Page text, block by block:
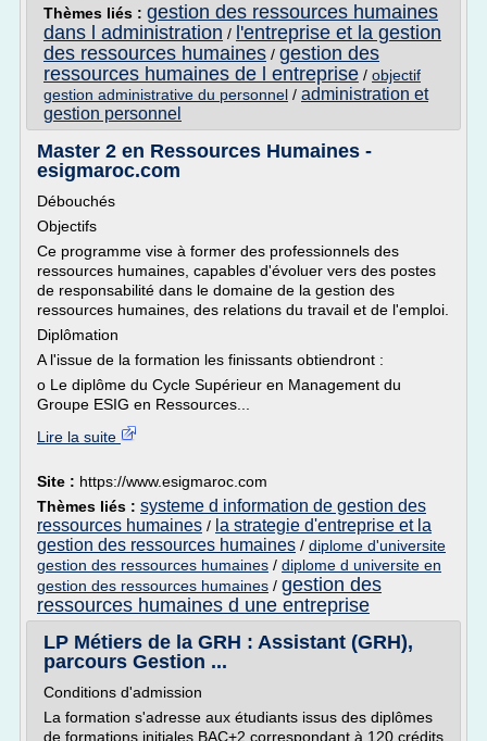
Thèmes liés : gestion des ressources humaines
dans l administration / l'entreprise et la gestion
des ressources humaines / gestion des
ressources humaines de l entreprise / objectif
gestion administrative du personnel / administration et
gestion personnel
Master 2 en Ressources Humaines -
esigmaroc.com
Débouchés
Objectifs
Ce programme vise à former des professionnels des
ressources humaines, capables d'évoluer vers des postes
de responsabilité dans le domaine de la gestion des
ressources humaines, des relations du travail et de l'emploi.
Diplômation
A l'issue de la formation les finissants obtiendront :
o Le diplôme du Cycle Supérieur en Management du
Groupe ESIG en Ressources...
Lire la suite
Site : https://www.esigmaroc.com
Thèmes liés : systeme d information de gestion des
ressources humaines / la strategie d'entreprise et la
gestion des ressources humaines / diplome d'universite
gestion des ressources humaines / diplome d universite en
gestion des ressources humaines / gestion des
ressources humaines d une entreprise
LP Métiers de la GRH : Assistant (GRH),
parcours Gestion ...
Conditions d'admission
La formation s'adresse aux étudiants issus des diplômes
de formations initiales BAC+2 correspondant à 120 crédits